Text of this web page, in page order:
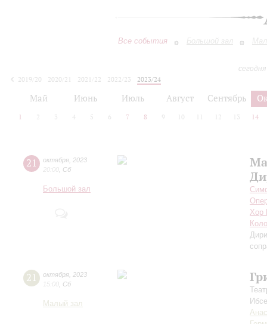
Все события Большой зал
2019/20
2020/21 2021/22 2022/23
2023/24
Май Июнь Июль Август Сентябрь
1 2 3 4 5 6 7 8 9 10 12 13 14
21 октября 2023
20:00 Сб
Большой зал
Хор
21 октября 2023
15:00 Сб
Малый зал